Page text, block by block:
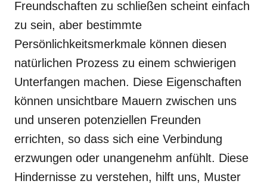
Freundschaften zu schließen scheint einfach
zu sein, aber bestimmte
Persönlichkeitsmerkmale können diesen
natürlichen Prozess zu einem schwierigen
Unterfangen machen. Diese Eigenschaften
können unsichtbare Mauern zwischen uns
und unseren potenziellen Freunden
errichten, so dass sich eine Verbindung
erzwungen oder unangenehm anfühlt. Diese
Hindernisse zu verstehen, hilft uns, Muster